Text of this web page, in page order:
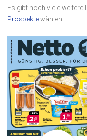
Es gibt noch viele weitere
Prospektewählen.